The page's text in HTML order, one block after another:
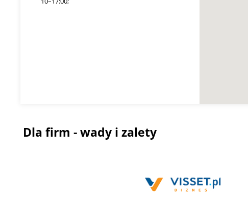
Dla firm - wady i zalety